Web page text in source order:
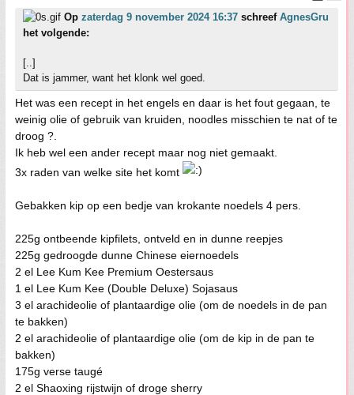
Op zaterdag 9 november 2024 16:37 schreef AgnesGru
het volgende:
[..]
Dat is jammer, want het klonk wel goed.
Het was een recept in het engels en daar is het fout gegaan, te
weinig olie of gebruik van kruiden, noodles misschien te nat of te
droog ?.
Ik heb wel een ander recept maar nog niet gemaakt.
3x raden van welke site het komt
Gebakken kip op een bedje van krokante noedels 4 pers.
225g ontbeende kipfilets, ontveld en in dunne reepjes
225g gedroogde dunne Chinese eiernoedels
2 el Lee Kum Kee Premium Oestersaus
1 el Lee Kum Kee (Double Deluxe) Sojasaus
3 el arachideolie of plantaardige olie (om de noedels in de pan
te bakken)
2 el arachideolie of plantaardige olie (om de kip in de pan te
bakken)
175g verse taugé
2 el Shaoxing rijstwijn of droge sherry